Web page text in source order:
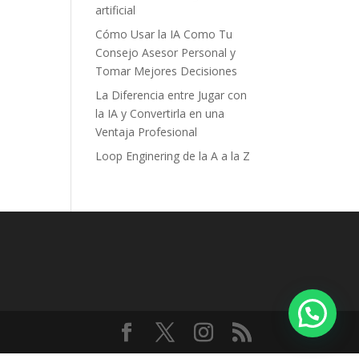
artificial
Cómo Usar la IA Como Tu
Consejo Asesor Personal y
Tomar Mejores Decisiones
La Diferencia entre Jugar con
la IA y Convertirla en una
Ventaja Profesional
Loop Enginering de la A a la Z